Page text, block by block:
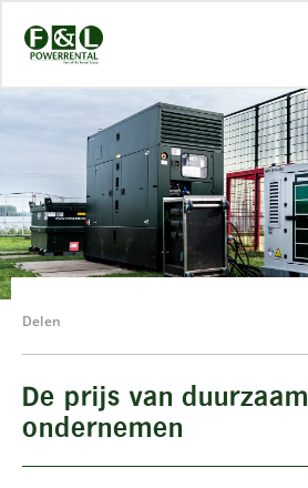
Delen
De prijs van duurzaam
ondernemen